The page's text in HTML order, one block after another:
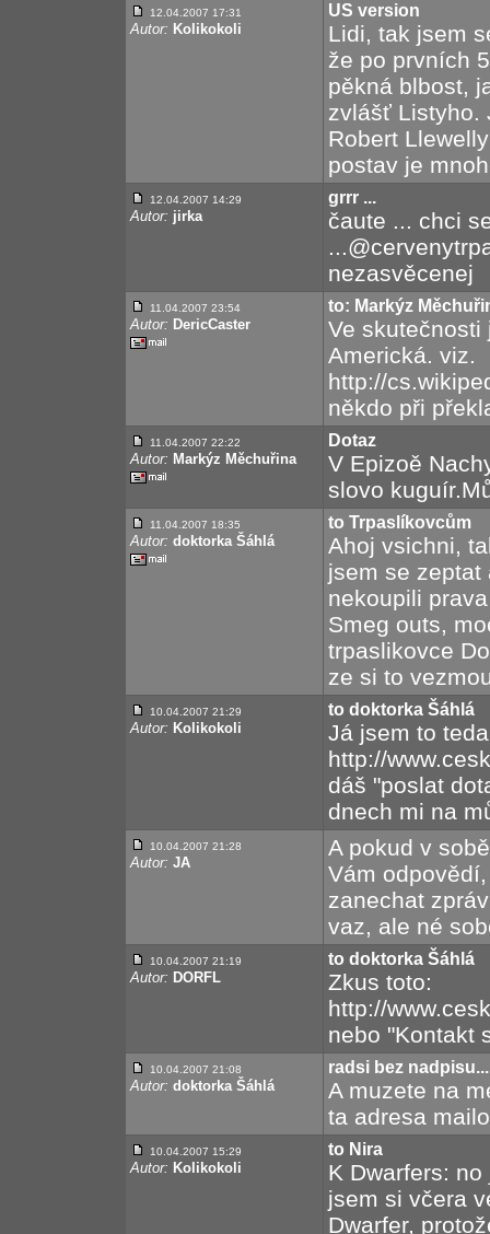
12.04.2007 17:31
Autor: Kolikokoli
US version
Lidi, tak jsem
že po prvních
pěkná blbost,
zvlášť Listyho.
Robert
postav je
12.04.2007 14:29
Autor: jirka
grrr ...
čaute ... chci
nezasvěcenej
11.04.2007 23:54
Autor: DericCaster
to: Markýz
Ve skutečnosti
Americká. viz.
http://
někdo při
11.04.2007 22:22
Autor: Markýz Měchuřina
Dotaz
V Epizoě
slovo
11.04.2007 18:35
Autor: doktorka Šáhlá
to Trpaslíkovcům
Ahoj vsichni,
jsem se zeptat
nekoupili
Smeg outs,
trpaslikovce
ze si to
10.04.2007 21:29
Autor: Kolikokoli
to doktorka Šáhlá
Já jsem to
http://
dáš "poslat
dnech mi na
10.04.2007 21:28
Autor: JA
A pokud v
Vám
zanechat
vaz, ale né
10.04.2007 21:19
Autor: DORFL
to doktorka Šáhlá
Zkus toto:
http://
nebo "Kontakt
10.04.2007 21:08
Autor: doktorka Šáhlá
radsi bez nadpisu...
A muzete na
ta adresa
10.04.2007 15:29
Autor: Kolikokoli
to Nira
K Dwarfers:
jsem si včera
Dwarfer,